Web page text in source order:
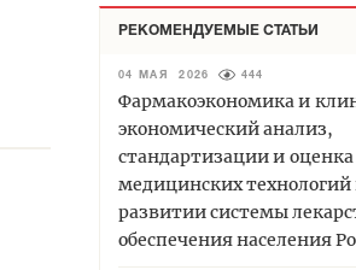
РЕКОМЕНДУЕМЫЕ СТАТЬИ
04 МАЯ 2026 444
Фармакоэкономика и
экономический анализ,
стандартизации и оценка
медицинских технологий
развитии системы
обеспечения населения